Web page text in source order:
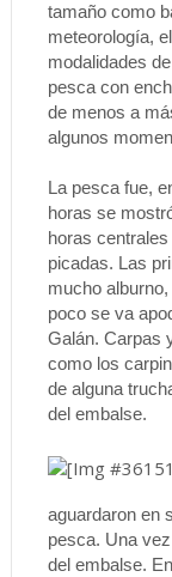
tamaño como
meteorología,
modalidades
pesca con
de menos a
algunos
La pesca fue,
horas se
horas
picadas. Las
mucho
poco se va
Galán. Carpas
como los
de alguna
del embalse.
aguardaron en
pesca. Una
del embalse.